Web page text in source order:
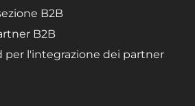
B2B
B2B
per l'integrazione dei partner